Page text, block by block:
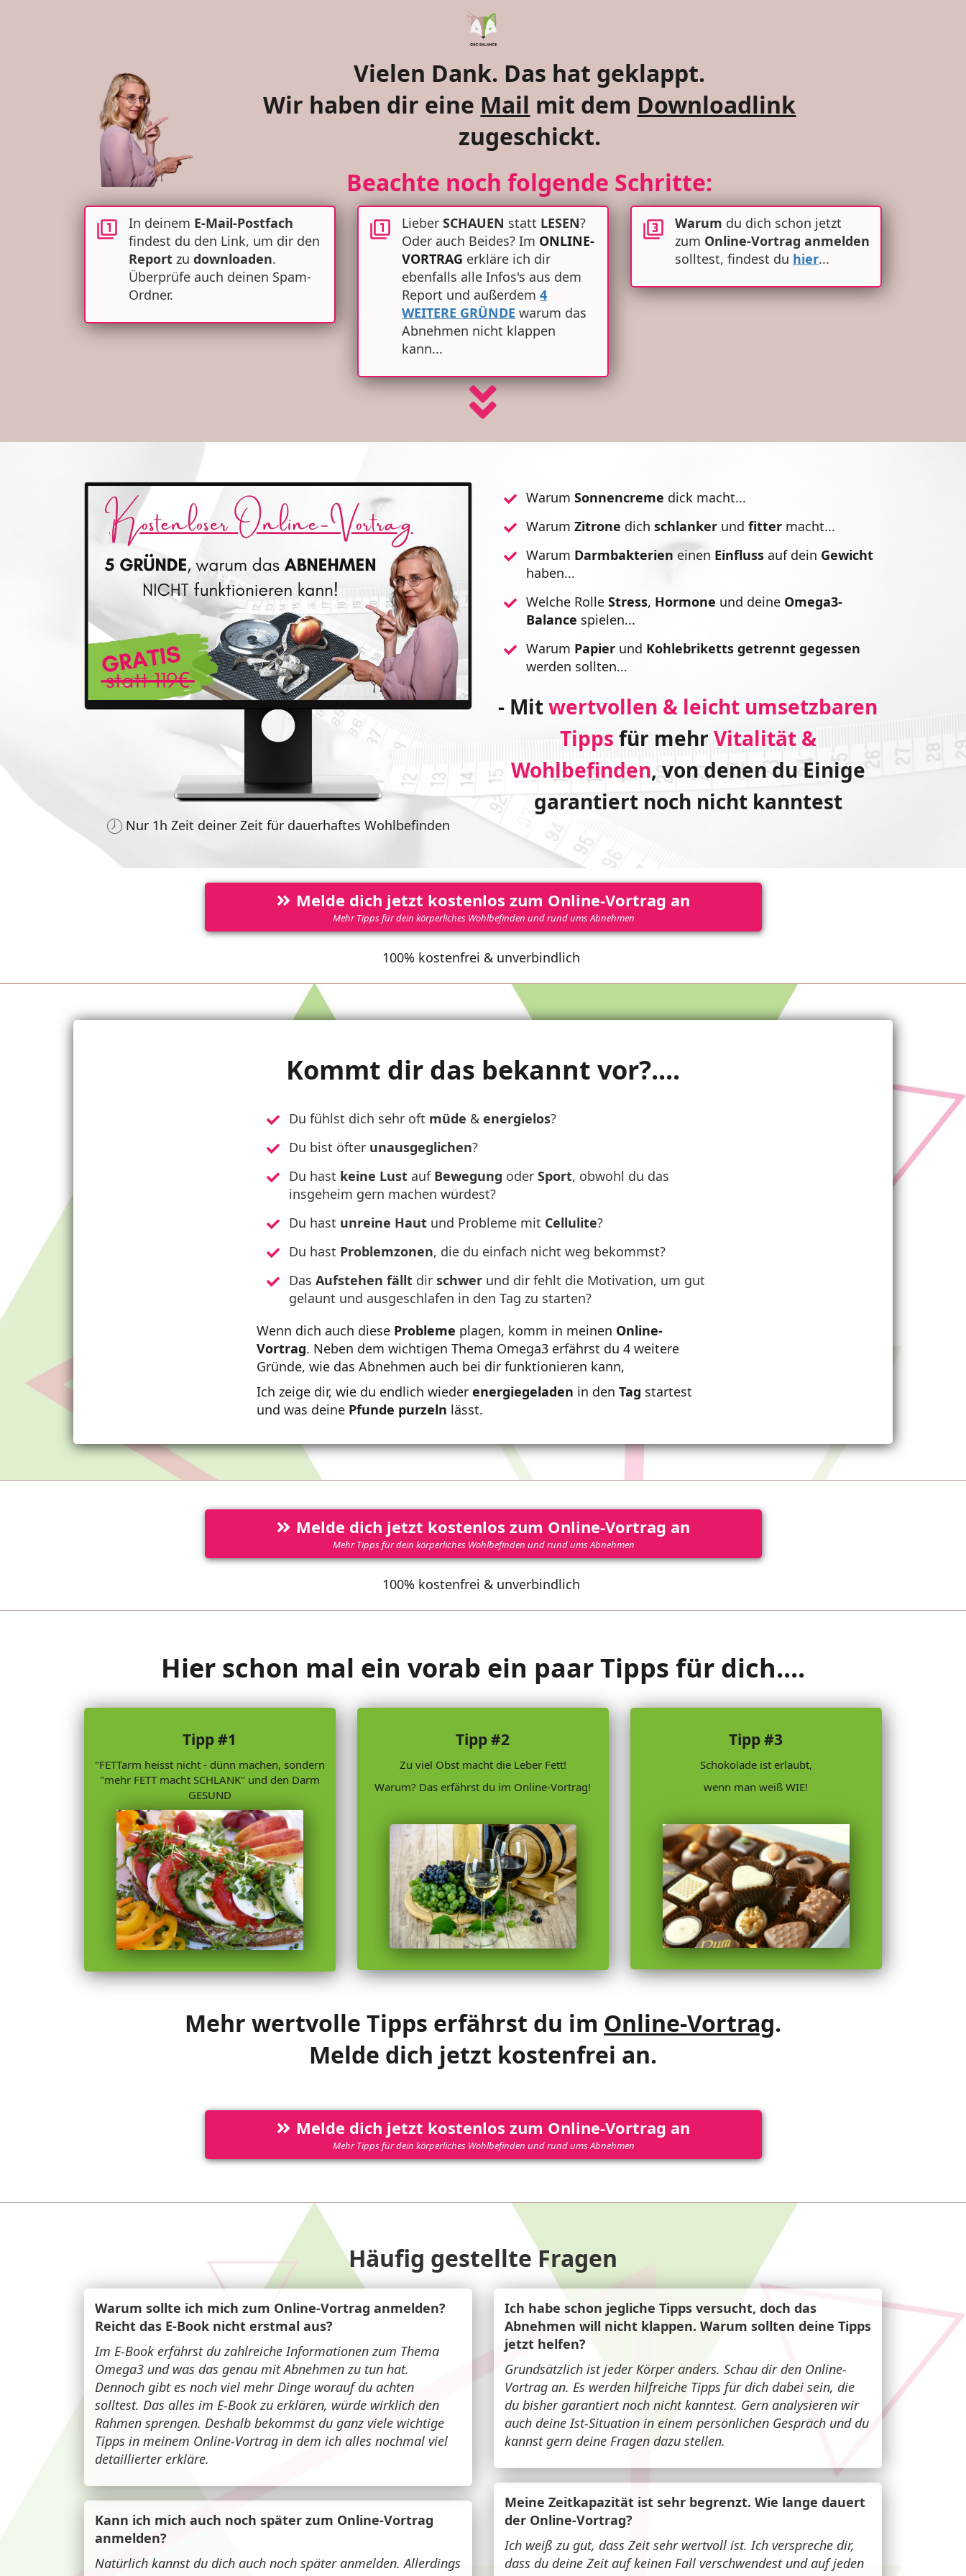
Vielen Dank. Das hat geklappt.
Wir haben dir eine Mail mit dem Downloadlink
zugeschickt.
Beachte noch folgende Schritte:
In deinem E-Mail-Postfach
findest du den Link, um dir den
Report zu downloaden.
Überprüfe auch deinen Spam-
Ordner.
Lieber SCHAUEN statt LESEN?
Oder auch Beides? Im ONLINE-
VORTRAG erkläre ich dir
ebenfalls alle Infos's aus dem
Report und außerdem 4
WEITERE GRÜNDE warum das
Abnehmen nicht klappen
kann...
Warum du dich schon jetzt
zum Online-Vortrag anmelden
solltest, findest du hier...
Nur 1h Zeit deiner Zeit für dauerhaftes Wohlbefinden
Warum Sonnencreme dick macht...
Warum Zitrone dich schlanker und fitter macht...
Warum Darmbakterien einen Einfluss auf dein Gewicht
haben...
Welche Rolle Stress, Hormone und deine Omega3-
Balance spielen...
Warum Papier und Kohlebriketts getrennt gegessen
werden sollten...
- Mitwertvollen & leicht umsetzbaren
Tipps für mehr Vitalität &
Wohlbefinden, von denen du Einige
garantiert noch nicht kanntest
Melde dich jetzt kostenlos zum Online-Vortrag an
Mehr Tipps für dein körperliches Wohlbefinden und rund ums Abnehmen
100% kostenfrei & unverbindlich
Kommt dir das bekannt vor?....
Du fühlst dich sehr oft müde & energielos?
Du bist öfter unausgeglichen?
Du hast keine Lust auf Bewegung oder Sport, obwohl du das
insgeheim gern machen würdest?
Du hast unreine Haut und Probleme mit Cellulite?
Du hast Problemzonen, die du einfach nicht weg bekommst?
Das Aufstehen fällt dir schwer und dir fehlt die Motivation, um gut
gelaunt und ausgeschlafen in den Tag zu starten?
Wenn dich auch diese Probleme plagen, komm in meinen Online-
Vortrag. Neben dem wichtigen Thema Omega3 erfährst du 4 weitere
Gründe, wie das Abnehmen auch bei dir funktionieren kann,
Ich zeige dir, wie du endlich wieder energiegeladen in den Tag startest
und was deine Pfunde purzeln lässt.
Melde dich jetzt kostenlos zum Online-Vortrag an
Mehr Tipps für dein körperliches Wohlbefinden und rund ums Abnehmen
100% kostenfrei & unverbindlich
Hier schon mal ein vorab ein paar Tipps für dich....
Tipp #1
"FETTarm heisst nicht - dünn machen, sondern
"mehr FETT macht SCHLANK" und den Darm
GESUND
Tipp #2
Zu viel Obst macht die Leber Fett!
Warum? Das erfährst du im Online-Vortrag!
Tipp #3
Schokolade ist erlaubt,
wenn man weiß WIE!
Mehr wertvolle Tipps erfährst du im Online-Vortrag.
Melde dich jetzt kostenfrei an.
Melde dich jetzt kostenlos zum Online-Vortrag an
Mehr Tipps für dein körperliches Wohlbefinden und rund ums Abnehmen
Häufig gestellte Fragen
Warum sollte ich mich zum Online-Vortrag anmelden?
Reicht das E-Book nicht erstmal aus?
Im E-Book erfährst du zahlreiche Informationen zum Thema
Omega3 und was das genau mit Abnehmen zu tun hat.
Dennoch gibt es noch viel mehr Dinge worauf du achten
solltest. Das alles im E-Book zu erklären, würde wirklich den
Rahmen sprengen. Deshalb bekommst du ganz viele wichtige
Tipps in meinem Online-Vortrag in dem ich alles nochmal viel
detaillierter erkläre.
Kann ich mich auch noch später zum Online-Vortrag
anmelden?
Natürlich kannst du dich auch noch später anmelden. Allerdings
Ich habe schon jegliche Tipps versucht, doch das
Abnehmen will nicht klappen. Warum sollten deine Tipps
jetzt helfen?
Grundsätzlich ist jeder Körper anders. Schau dir den Online-
Vortrag an. Es werden hilfreiche Tipps für dich dabei sein, die
du bisher garantiert noch nicht kanntest. Gern analysieren wir
auch deine Ist-Situation in einem persönlichen Gespräch und du
kannst gern deine Fragen dazu stellen.
Meine Zeitkapazität ist sehr begrenzt. Wie lange dauert
der Online-Vortrag?
Ich weiß zu gut, dass Zeit sehr wertvoll ist. Ich verspreche dir,
dass du deine Zeit auf keinen Fall verschwendest und auf jeden